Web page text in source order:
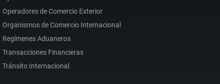
Operadores de Comercio Exterior
Organismos de Comercio Internacional
Regímenes Aduaneros
Transacciones Financieras
Tránsito Internacional